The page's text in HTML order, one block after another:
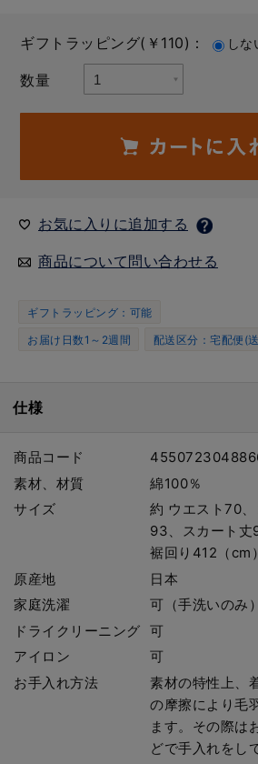
ギフトラッピング(￥110)： しな
数量
お気に入りに追加する
商品について問い合わせる
ギフトラッピング：可能
お届け日数1～2週間
配送区分：宅配便(
仕様
商品コード
素材、材質
綿100％
サイズ
約 ウエスト70
93、スカート丈
裾回り412（cm）
原産地
日本
家庭洗濯
可（手洗いのみ）
ドライクリーニング
可
アイロン
可
お手入れ方法
素材の特性上、
の摩擦により毛
ます。その際は
どで手入れをし